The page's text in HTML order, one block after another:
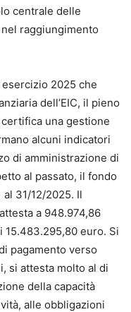
centrale delle
raggiungimento
2025 che
dell’EIC, il pieno
una gestione
alcuni indicatori
di amministrazione di
al passato, il fondo
31/12/2025. Il
a 948.974,86
euro. Si
pagamento verso
si attesta molto al di
della capacità
alle obbligazioni